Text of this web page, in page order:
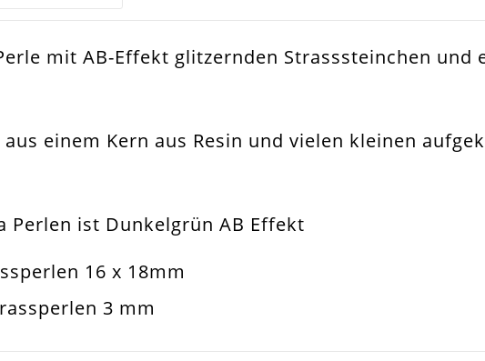
mit AB-Effekt glitzernden Strasssteinchen und
einem Kern aus Resin und vielen kleinen
Perlen ist Dunkelgrün AB Effekt
16 x 18mm
3 mm